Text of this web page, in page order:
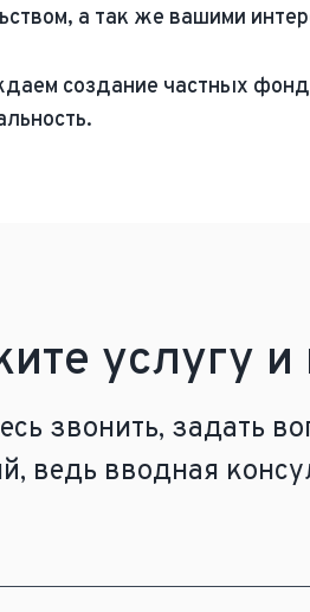
а так же вашими
создание частных
услугу
звонить, задать
ведь вводная